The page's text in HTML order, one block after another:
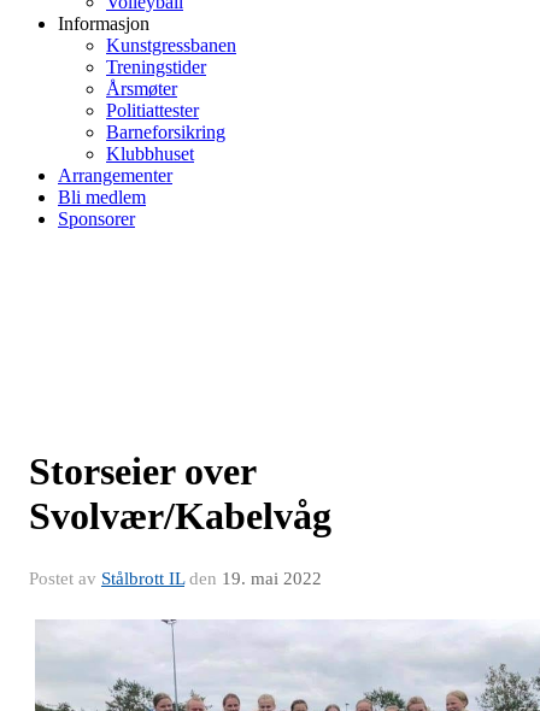
Informasjon
Kunstgressbanen
Treningstider
Årsmøter
Politiattester
Barneforsikring
Klubbhuset
Arrangementer
Bli medlem
Sponsorer
Storseier over
Svolvær/Kabelvåg
Postet av Stålbrott ILden 19. mai 2022